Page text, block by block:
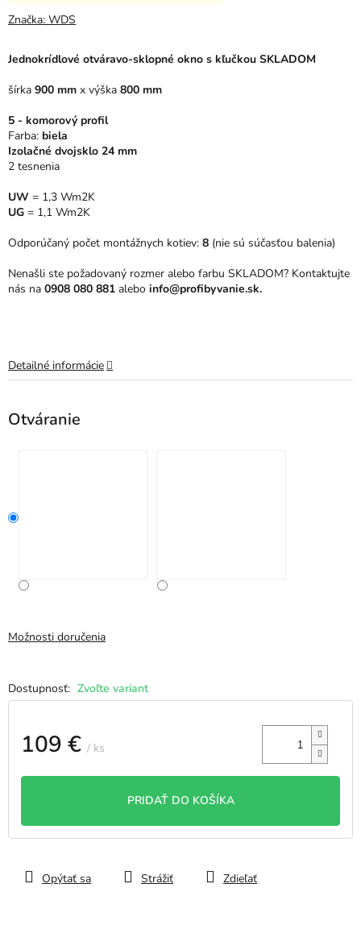
Zvoľte variant
Otváranie
Možnosti doručenia
109 € / ks
PRIDAŤ DO KOŠÍKA
Jednokrídlové otváravo-sklopné okno s kľučkou SKLADOM
šírka 900 mm x výška 800 mm
5 - komorový profil
Farba: biela
Izolačné dvojsklo 24 mm
2 tesnenia
UW = 1,3 Wm2K
UG = 1,1 Wm2K
Odporúčaný počet montážnych kotiev: 8 (nie sú súčasťou balenia)
Nenašli ste požadovaný rozmer alebo farbu SKLADOM? Kontaktujte
nás na 0908 080 881 alebo info@profibyvanie.sk.
Detailné informácie
Opýtať sa Strážiť Zdieľať
produktu
z
hviezdičiek.
Značka: WDS